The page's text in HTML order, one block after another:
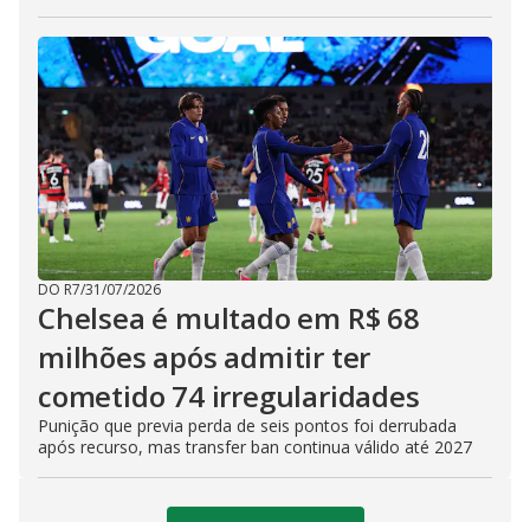
DO R7/31/07/2026
Chelsea é multado em R$ 68
milhões após admitir ter
cometido 74 irregularidades
Punição que previa perda de seis pontos foi derrubada
após recurso, mas transfer ban continua válido até 2027